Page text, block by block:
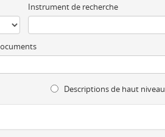
Instrument de recherche
Descriptions de haut niveau